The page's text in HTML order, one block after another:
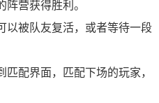
营获得胜利。
被队友复活，或者等待一段
配界面，匹配下场的玩家，